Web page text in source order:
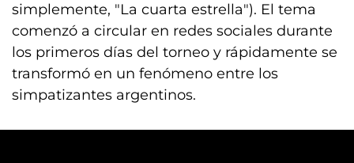
simplemente, "La cuarta estrella"). El tema
comenzó a circular en redes sociales durante
los primeros días del torneo y rápidamente se
transformó en un fenómeno entre los
simpatizantes argentinos.